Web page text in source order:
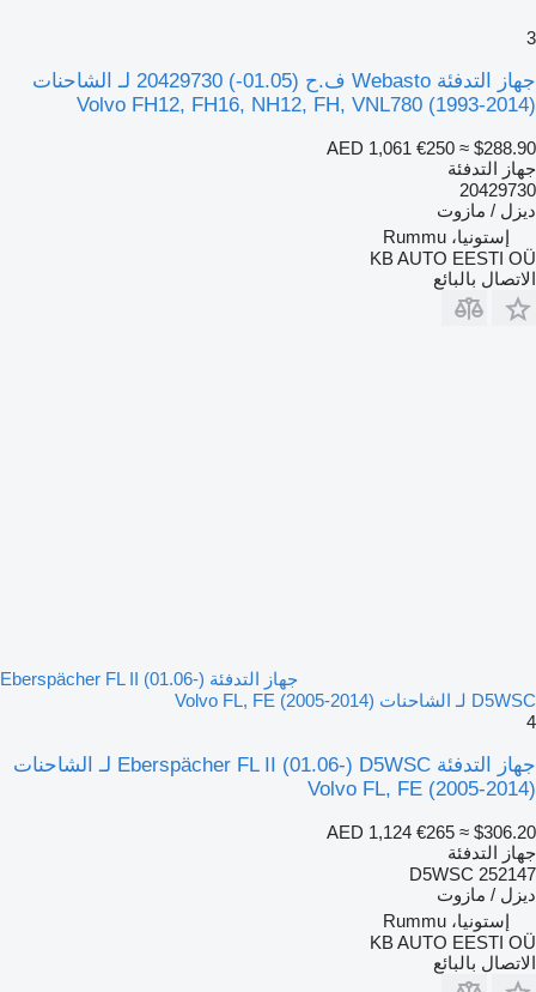
3
جهاز التدفئة Webasto ف.ح (01.05-) 20429730 لـ الشاحنات
Volvo FH12, FH16, NH12, FH, VNL780 (1993-2014)
AED 1,061 €250 ≈ $288.90
جهاز التدفئة
20429730
ديزل / مازوت
إستونيا، Rummu
KB AUTO EESTI OÜ
الاتصال بالبائع
جهاز التدفئة Eberspächer FL II (01.06-)
D5WSC لـ الشاحنات Volvo FL, FE (2005-2014)
4
جهاز التدفئة Eberspächer FL II (01.06-) D5WSC لـ الشاحنات
Volvo FL, FE (2005-2014)
AED 1,124 €265 ≈ $306.20
جهاز التدفئة
D5WSC 252147
ديزل / مازوت
إستونيا، Rummu
KB AUTO EESTI OÜ
الاتصال بالبائع